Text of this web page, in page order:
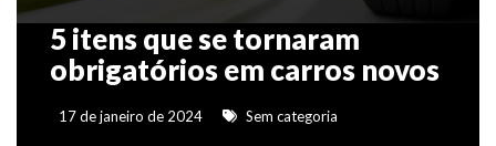
5 itens que se tornaram
obrigatórios em carros novos
17 de janeiro de 2024 Sem categoria